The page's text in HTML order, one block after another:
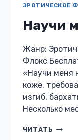
ЭРОТИЧЕСКОЕ
Научи
Жанр:
Флокс
«Научи меня
коже,
изгиб,
Несколько
ЧИТАТЬ НАУЧИ